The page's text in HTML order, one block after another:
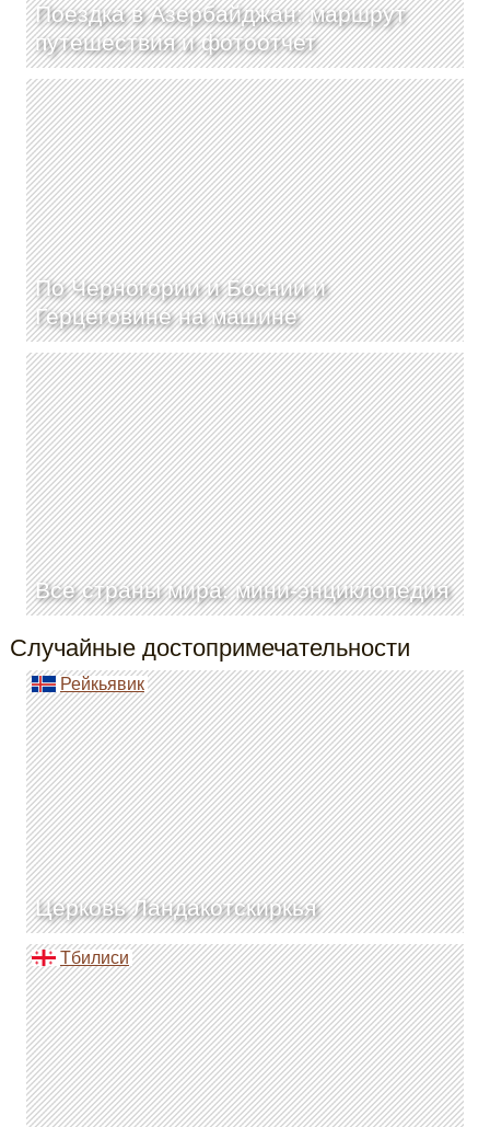
Поездка в Азербайджан: маршрут
путешествия и фотоотчет
По Черногории и Боснии и
Герцеговине на машине
Все страны мира: мини-энциклопедия
Случайные достопримечательности
Церковь Ландакотскиркья
Рейкьявик
Тбилиси